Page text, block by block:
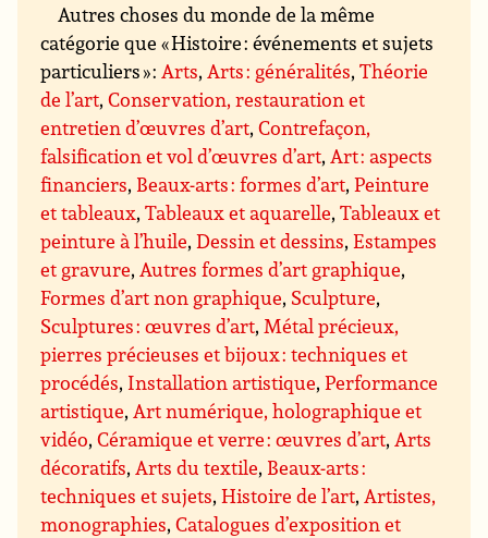
Autres choses du monde de la même
catégorie que « Histoire : événements et sujets
particuliers » :Arts,Arts : généralités,Théorie
de l’art,Conservation, restauration et
entretien d’œuvres d’art,Contrefaçon,
falsification et vol d’œuvres d’art,Art : aspects
financiers, Beaux-arts : formes d’art,Peinture
et tableaux,Tableaux et aquarelle,Tableaux et
peinture à l’huile,Dessin et dessins,Estampes
et gravure,Autres formes d’art graphique,
Formes d’art non graphique, Sculpture,
Sculptures : œuvres d’art,Métal précieux,
pierres précieuses et bijoux : techniques et
procédés, Installation artistique,Performance
artistique,Art numérique, holographique et
vidéo,Céramique et verre : œuvres d’art,Arts
décoratifs,Arts du textile, Beaux-arts :
techniques et sujets,Histoire de l’art,Artistes,
monographies,Catalogues d’exposition et